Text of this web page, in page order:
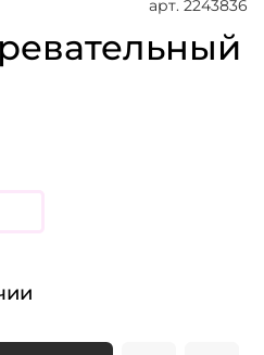
арт. 2243836